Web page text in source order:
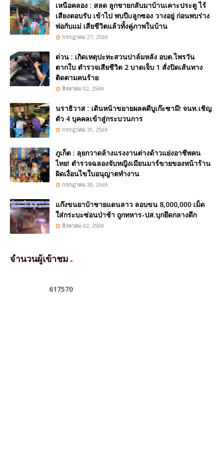
เหนือคลอง : สลด ลูกชายกลับมาบ้านเคาะประตู ไร้
เสียงตอบรับ เข้าไป พบปืuลูกซอง วางอยู่ ก่อนพบร่าง
พ่อกับแม่ เสียชีวิตแล้วทั้งคู่ภาพในบ้าน
กรกฎาคม 27, 2569
ด่วน : เกิดเหตุปะทะสวนปาล์มหลัง อบต.ไพรวัน
ตากใบ ตำรวจเสียชีวิต 2 บาดเจ็บ 1 สั่งปิดเส้นทาง
ติดตามคนร้าย
สิงหาคม 02, 2569
นราธิวาส : เดินหน้าขยายผลคดีบูเก๊ะซามี! จนท.เชิญ
ตัว 4 บุคคลเข้าสู่กระบวนการ
กรกฎาคม 31, 2569
ภูเก็ต : ลุยกวาดล้างแรงงานต่างด้าวแย่งอาชีพคน
ไทย! ตำรวจฉลองจับหญิงเมียนมาร์ขายของหน้าร้าน
ผิดเงื่อนไขใบอนุญาตทำงาน
กรกฎาคม 30, 2569
แก๊งขนยาบ้าชายแดนลาว ลอบขน 8,000,000 เม็ด
ใส่กระบะซ่อนป่าช้า ถูกทหาร-ปส.บุกยึดกลางดึก
สิงหาคม 02, 2569
จำนวนผู้เข้าชม
617570